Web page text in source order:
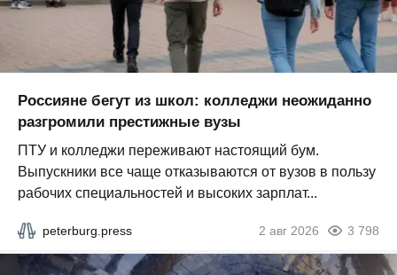
Россияне бегут из школ: колледжи неожиданно
разгромили престижные вузы
ПТУ и колледжи переживают настоящий бум.
Выпускники все чаще отказываются от вузов в пользу
рабочих специальностей и высоких зарплат...
peterburg.press 2 авг 2026 3 798